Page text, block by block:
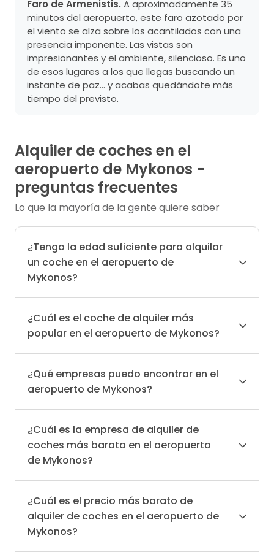
Faro de Armenistis. A aproximadamente 35
minutos del aeropuerto, este faro azotado por
el viento se alza sobre los acantilados con una
presencia imponente. Las vistas son
impresionantes y el ambiente, silencioso. Es uno
de esos lugares a los que llegas buscando un
instante de paz… y acabas quedándote más
tiempo del previsto.
Alquiler de coches en el
aeropuerto de Mykonos -
preguntas frecuentes
Lo que la mayoría de la gente quiere saber
¿Tengo la edad suficiente para alquilar
un coche en el aeropuerto de
Mykonos?
¿Cuál es el coche de alquiler más
popular en el aeropuerto de Mykonos?
¿Qué empresas puedo encontrar en el
aeropuerto de Mykonos?
¿Cuál es la empresa de alquiler de
coches más barata en el aeropuerto
de Mykonos?
¿Cuál es el precio más barato de
alquiler de coches en el aeropuerto de
Mykonos?